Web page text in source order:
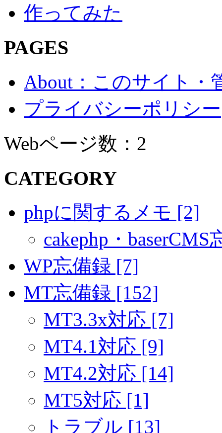
作ってみた
PAGES
About：このサイト・
プライバシーポリシー
Webページ数：2
CATEGORY
phpに関するメモ [2]
cakephp・baserCMS
WP忘備録 [7]
MT忘備録 [152]
MT3.3x対応 [7]
MT4.1対応 [9]
MT4.2対応 [14]
MT5対応 [1]
トラブル [13]